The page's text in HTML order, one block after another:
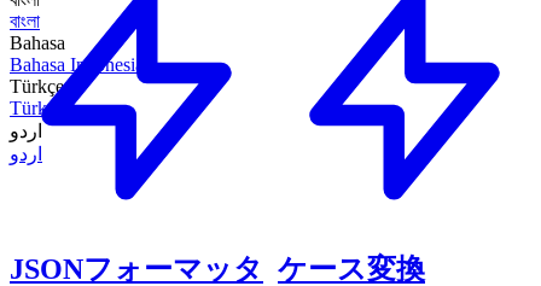
বাংলা
Bahasa
Bahasa Indonesia
Türkçe
Türkçe
اردو
اردو
JSONフォーマッタ
ケース変換